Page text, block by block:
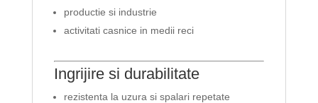
productie si industrie
activitati casnice in medii reci
Ingrijire si durabilitate
rezistenta la uzura si spalari repetate